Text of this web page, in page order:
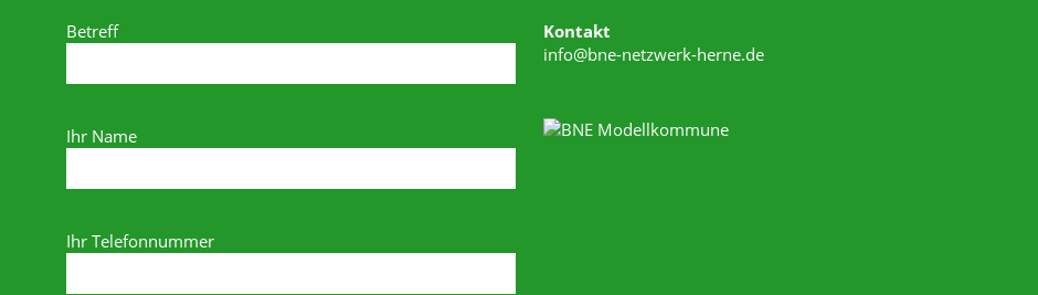
Betreff
Ihr Name
Ihr Telefonnummer
Kontakt
info@bne-netzwerk-herne.de